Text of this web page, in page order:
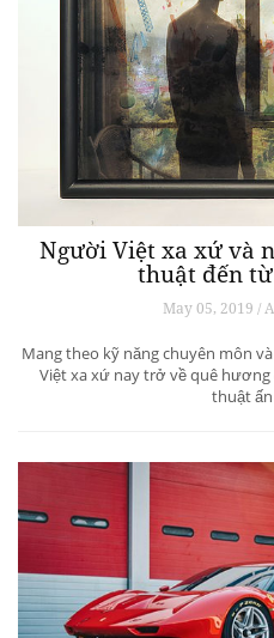
Người Việt xa xứ và
thuật đến
May 05, 2019 /
Mang theo kỹ năng chuyên môn
Việt xa xứ nay trở về quê
thuật